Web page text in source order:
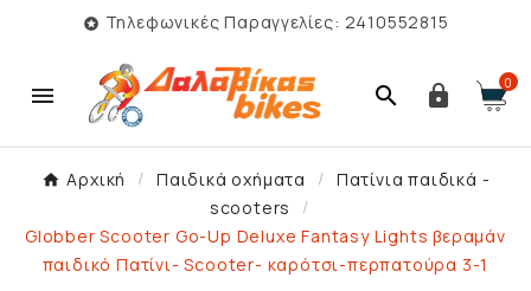
 Τηλεφωνικές Παραγγελίες: 2410552815
   0
Αρχική Παιδικά οχήματα
Πατίνια παιδικά -
scooters
Globber Scooter Go-Up Deluxe Fantasy Lights βεραμάν
παιδικό Πατίνι- Scooter- καρότσι-περπατούρα 3-1